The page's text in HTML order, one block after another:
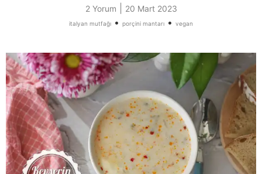
2 Yorum 20 Mart 2023
italyan mutfağı • porçini mantarı • vegan